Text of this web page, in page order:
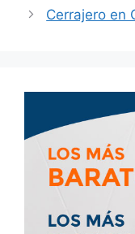
Cerrajero en